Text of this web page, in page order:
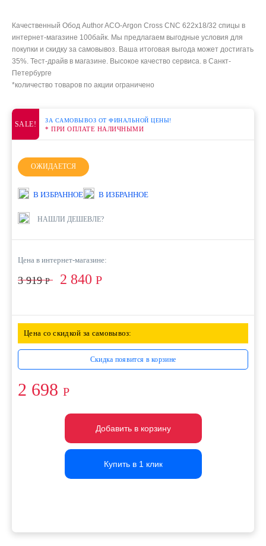
Качественный Обод Author ACO-Argon Cross CNC 622x18/32 спицы в
интернет-магазине 100байк. Мы предлагаем выгодные условия для
покупки и скидку за самовывоз. Ваша итоговая выгода может достигать
35%. Тест-драйв в магазине. Высокое качество сервиса. в Санкт-
Петербурге
*количество товаров по акции ограничено
SALE! ЗА САМОВЫВОЗ ОТ ФИНАЛЬНОЙ ЦЕНЫ!
* ПРИ ОПЛАТЕ НАЛИЧНЫМИ
ОЖИДАЕТСЯ
В ИЗБРАННОЕ В ИЗБРАННОЕ
НАШЛИ ДЕШЕВЛЕ?
Цена в интернет-магазине:
3 919Р 2 840 Р
Цена со скидкой за самовывоз:
Скидка появится в корзине
2 698 Р
Добавить в корзину
Добавить в корзину
Добавить в корзину
Купить в 1 клик
Купить в 1 клик
Купить в 1 клик